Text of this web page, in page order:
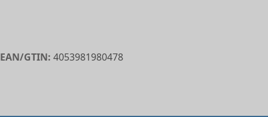
EAN/GTIN: 4053981980478